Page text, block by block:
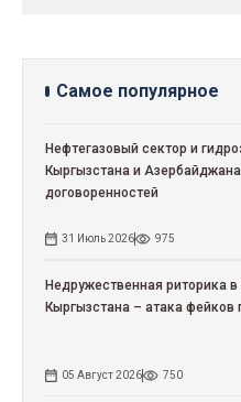
Самое популярное
Нефтегазовый сектор и
Кыргызстана и
договоренностей
31 Июль 2026 975
Недружественная риторика
Кыргызстана – атака
05 Август 2026 750